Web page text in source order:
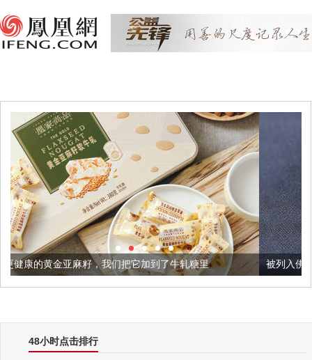
我们把它加到了牛轧糖里 被列入佛家七宝的它到底有多美
48小时点击排行